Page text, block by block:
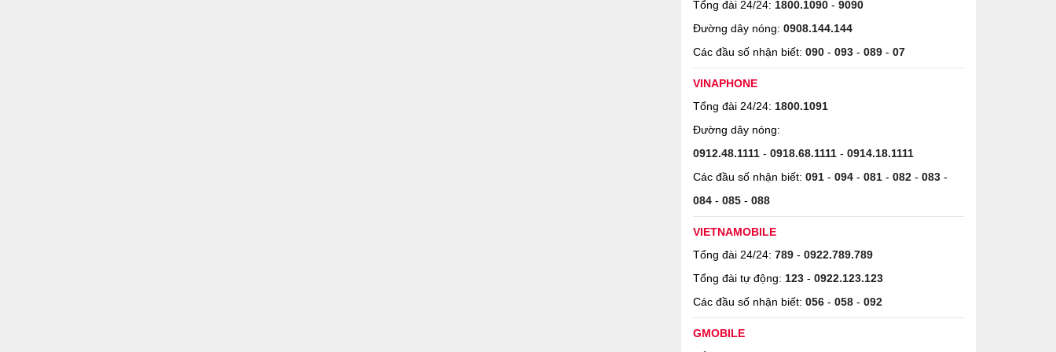
Tổng đài 24/24: 1800.1090 - 9090
Đường dây nóng: 0908.144.144
Các đầu số nhận biết: 090 - 093 - 089 - 07
VINAPHONE
Tổng đài 24/24: 1800.1091
Đường dây nóng:
0912.48.1111 - 0918.68.1111 - 0914.18.1111
Các đầu số nhận biết: 091 - 094 - 081 - 082 - 083 -
084 - 085 - 088
VIETNAMOBILE
Tổng đài 24/24: 789 - 0922.789.789
Tổng đài tự động: 123 - 0922.123.123
Các đầu số nhận biết: 056 - 058 - 092
GMOBILE